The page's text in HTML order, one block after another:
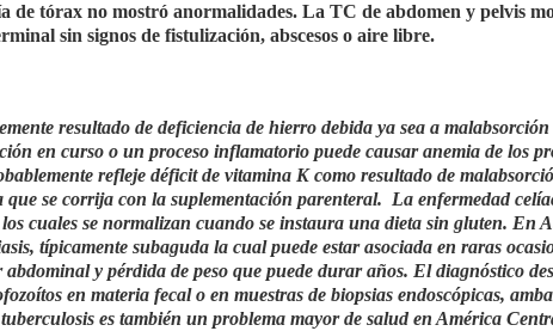
de tórax no mostró anormalidades. La TC de abdomen y pelvis
sin signos de fistulización, abscesos o aire libre.
resultado de deficiencia de hierro debida ya sea a
en curso o un proceso inflamatorio puede causar anemia de los
refleje déficit de vitamina K como resultado de
que se corrija con la suplementación parenteral. La enfermedad
cuales se normalizan cuando se instaura una dieta sin gluten. En
típicamente subaguda la cual puede estar asociada en raras
y pérdida de peso que puede durar años. El diagnóstico
en materia fecal o en muestras de biopsias endoscópicas,
es también un problema mayor de salud en América